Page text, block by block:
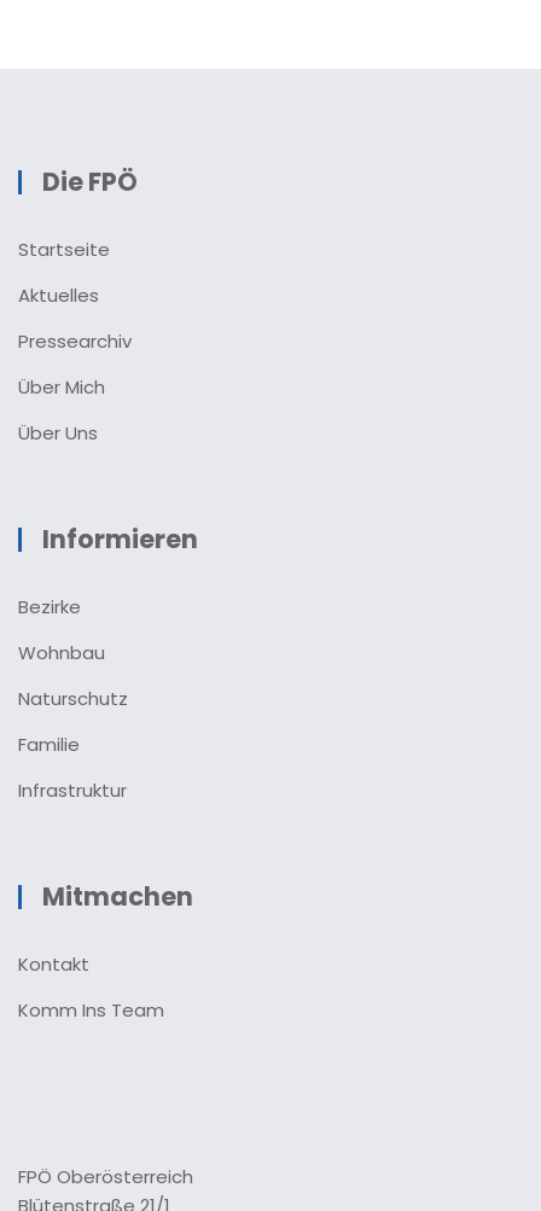
Die FPÖ
Startseite
Aktuelles
Pressearchiv
Über Mich
Über Uns
Informieren
Bezirke
Wohnbau
Naturschutz
Familie
Infrastruktur
Mitmachen
Kontakt
Komm Ins Team
FPÖ Oberösterreich
Blütenstraße 21/1